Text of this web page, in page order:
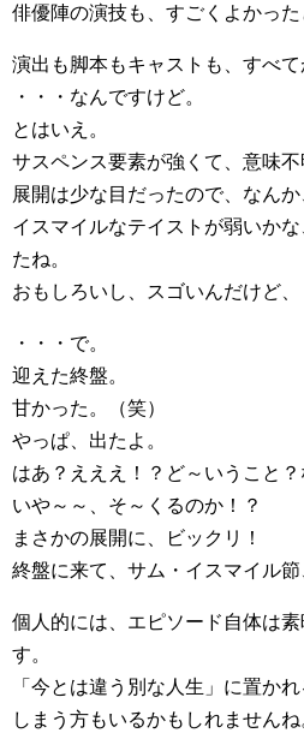
俳優陣の演技も、すごくよかった
演出も脚本もキャストも、すべて
・・・なんですけど。
とはいえ。
サスペンス要素が強くて、意味
展開は少な目だったので、なん
イスマイルなテイストが弱いか
たね。
おもしろいし、スゴいんだけど、
・・・で。
迎えた終盤。
甘かった。（笑）
やっぱ、出たよ。
はあ？えええ！？ど～いうこと？
いや～～、そ～くるのか！？
まさかの展開に、ビックリ！
終盤に来て、サム・イスマイル節
個人的には、エピソード自体は
す。
「今とは違う別な人生」に置か
しまう方もいるかもしれませんね